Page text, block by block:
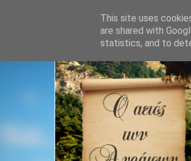
This site uses
are shared with
statistics, and to